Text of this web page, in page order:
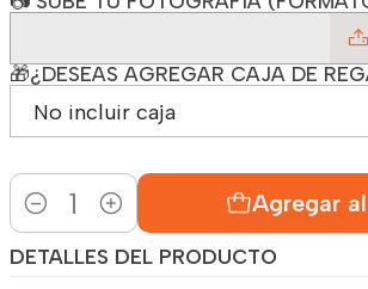
🎁¿DESEAS AGREGAR CAJA DE
Cantidad
Agregar
DETALLES DEL PRODUCTO